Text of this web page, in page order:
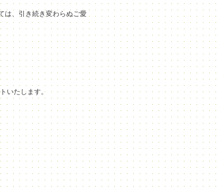
は、引き続き変わらぬご愛
いたします。